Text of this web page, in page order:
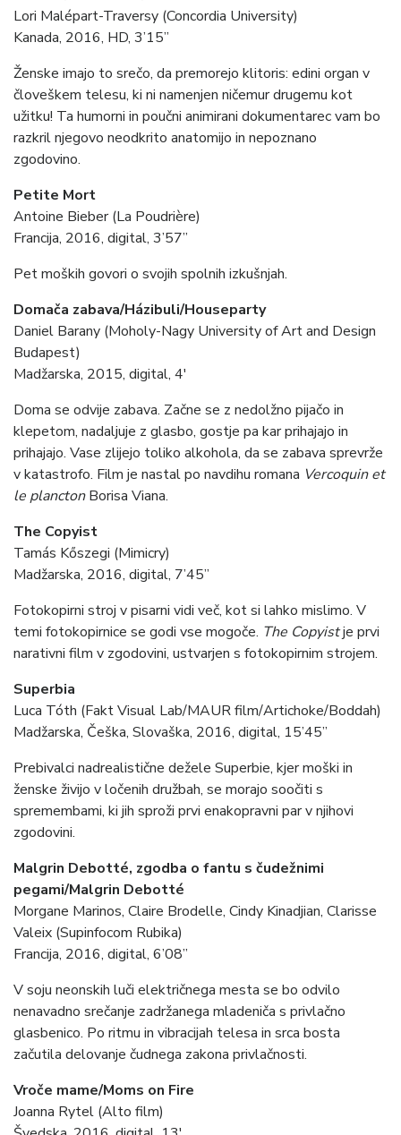
Lori Malépart-Traversy (Concordia University)
Kanada, 2016, HD, 3’15”
Ženske imajo to srečo, da premorejo klitoris: edini organ v
človeškem telesu, ki ni namenjen ničemur drugemu kot
užitku! Ta humorni in poučni animirani dokumentarec vam bo
razkril njegovo neodkrito anatomijo in nepoznano
zgodovino.
Petite Mort
Antoine Bieber (La Poudrière)
Francija, 2016, digital, 3’57”
Pet moških govori o svojih spolnih izkušnjah.
Domača zabava/Házibuli/Houseparty
Daniel Barany (Moholy-Nagy University of Art and Design
Budapest)
Madžarska, 2015, digital, 4′
Doma se odvije zabava. Začne se z nedolžno pijačo in
klepetom, nadaljuje z glasbo, gostje pa kar prihajajo in
prihajajo. Vase zlijejo toliko alkohola, da se zabava sprevrže
v katastrofo. Film je nastal po navdihu romana Vercoquin et
le planctonBorisa Viana.
The Copyist
Tamás Kőszegi (Mimicry)
Madžarska, 2016, digital, 7’45”
Fotokopirni stroj v pisarni vidi več, kot si lahko mislimo. V
temi fotokopirnice se godi vse mogoče. The Copyistje prvi
narativni film v zgodovini, ustvarjen s fotokopirnim strojem.
Superbia
Luca Tóth (Fakt Visual Lab/MAUR film/Artichoke/Boddah)
Madžarska, Češka, Slovaška, 2016, digital, 15’45”
Prebivalci nadrealistične dežele Superbie, kjer moški in
ženske živijo v ločenih družbah, se morajo soočiti s
spremembami, ki jih sproži prvi enakopravni par v njihovi
zgodovini.
Malgrin Debotté, zgodba o fantu s čudežnimi
pegami/Malgrin Debotté
Morgane Marinos, Claire Brodelle, Cindy Kinadjian, Clarisse
Valeix (Supinfocom Rubika)
Francija, 2016, digital, 6’08”
V soju neonskih luči električnega mesta se bo odvilo
nenavadno srečanje zadržanega mladeniča s privlačno
glasbenico. Po ritmu in vibracijah telesa in srca bosta
začutila delovanje čudnega zakona privlačnosti.
Vroče mame/Moms on Fire
Joanna Rytel (Alto film)